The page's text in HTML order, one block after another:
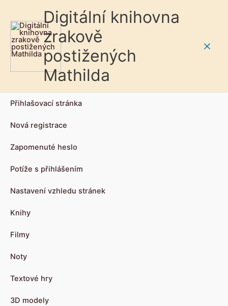
Digitální knihovna
zrakově
postižených
Mathilda
Přihlašovací stránka
Nová registrace
Zapomenuté heslo
Potíže s přihlášením
Nastavení vzhledu stránek
Knihy
Filmy
Noty
Textové hry
3D modely